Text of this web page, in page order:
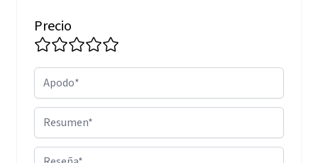
Precio
Apodo
Resumen
Reseña